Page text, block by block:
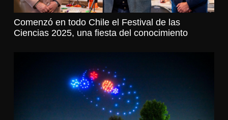
Comenzó en todo Chile el Festival de las
Ciencias 2025, una fiesta del conocimiento